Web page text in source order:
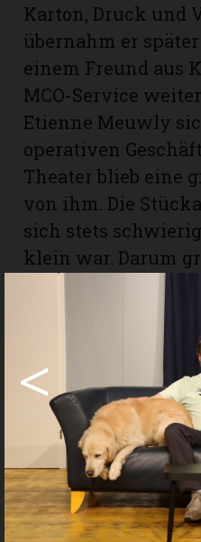
Karton, Druck und
übernahm er
einem Freund aus
MCO-Service
Etienne Meuwly
operativen
Theater blieb eine
von ihm. Die
sich stets
klein war. Darum
Meuwly im Jahr
Theaterverlag
verkaufte fortan
zum Teil aus dem
übersetzte.
Skripts. Der Name
fremd anmuten,
wählte ihn, weil
für einen
den Etienne bei
<